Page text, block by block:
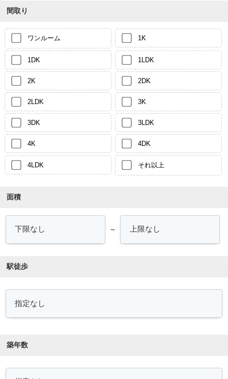
間取り
ワンルーム 1K
1DK 1LDK
2K 2DK
2LDK 3K
3DK 3LDK
4K 4DK
4LDK それ以上
面積
～
駅徒歩
築年数